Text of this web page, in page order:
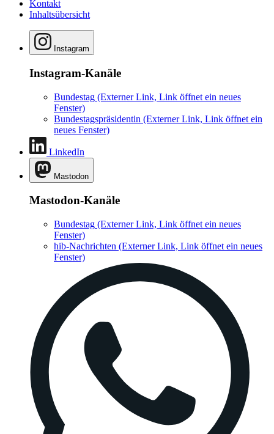
Kontakt
Inhaltsübersicht
Instagram
Instagram-Kanäle
Bundestag (Externer Link, Link öffnet ein neues
Fenster)
Bundestagspräsidentin (Externer Link, Link öffnet ein
neues Fenster)
LinkedIn
Mastodon
Mastodon-Kanäle
Bundestag (Externer Link, Link öffnet ein neues
Fenster)
hib-Nachrichten (Externer Link, Link öffnet ein neues
Fenster)